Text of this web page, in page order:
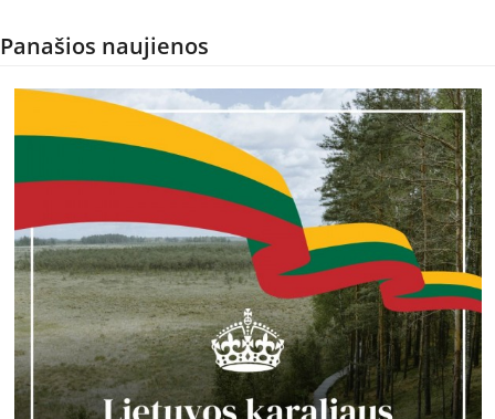
Panašios naujienos